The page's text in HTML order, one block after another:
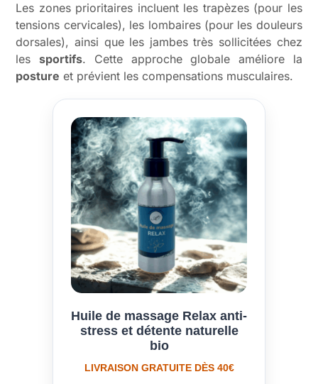
Les zones prioritaires incluent les trapèzes (pour les
tensions cervicales), les lombaires (pour les douleurs
dorsales), ainsi que les jambes très sollicitées chez
lessportifs. Cette approche globale améliore la
posture et prévient les compensations musculaires.
Huile de massage Relax anti-
stress et détente naturelle
bio
LIVRAISON GRATUITE DÈS 40€